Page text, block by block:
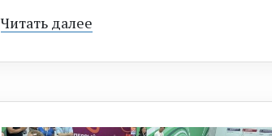
Читать далее